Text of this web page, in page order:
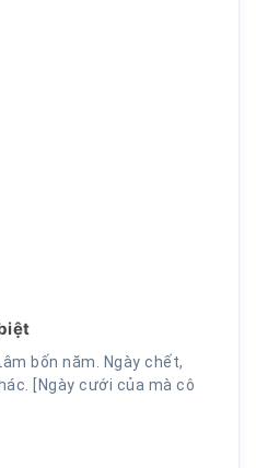
bốn năm. Ngày chết,
[Ngày cưới của mà cô